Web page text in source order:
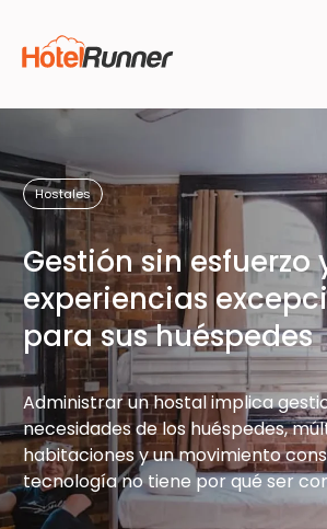
Hostales
Gestión sin esfuerzo
experiencias
para sus huéspedes
Administrar un hostal implica
necesidades de los huéspedes,
habitaciones y un movimiento
tecnología no tiene por qué ser